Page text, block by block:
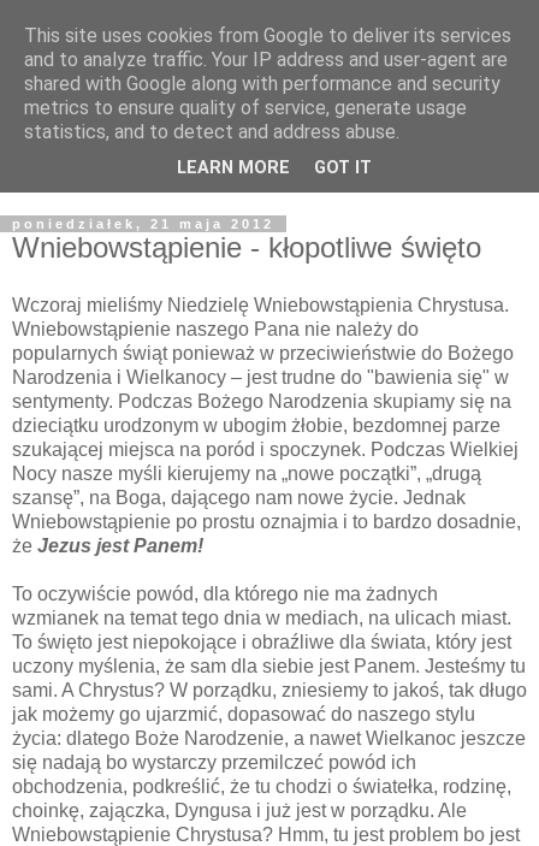
Żyjąc wiarą w REALNYM
świecie
Blog pastora Pawła Bartosika
poniedziałek, 21 maja 2012
Wniebowstąpienie - kłopotliwe święto
Wczoraj mieliśmy Niedzielę Wniebowstąpienia Chrystusa.
Wniebowstąpienie naszego Pana nie należy do
popularnych świąt ponieważ w przeciwieństwie do Bożego
Narodzenia i Wielkanocy – jest trudne do "bawienia się" w
sentymenty. Podczas Bożego Narodzenia skupiamy się na
dzieciątku urodzonym w ubogim żłobie, bezdomnej parze
szukającej miejsca na poród i spoczynek. Podczas Wielkiej
Nocy nasze myśli kierujemy na „nowe początki”, „drugą
szansę”, na Boga, dającego nam nowe życie. Jednak
Wniebowstąpienie po prostu oznajmia i to bardzo dosadnie,
że Jezus jest Panem!
To oczywiście powód, dla którego nie ma żadnych
wzmianek na temat tego dnia w mediach, na ulicach miast.
To święto jest niepokojące i obraźliwe dla świata, który jest
uczony myślenia, że sam dla siebie jest Panem. Jesteśmy tu
sami. A Chrystus? W porządku, zniesiemy to jakoś, tak długo
jak możemy go ujarzmić, dopasować do naszego stylu
życia: dlatego Boże Narodzenie, a nawet Wielkanoc jeszcze
się nadają bo wystarczy przemilczeć powód ich
obchodzenia, podkreślić, że tu chodzi o światełka, rodzinę,
choinkę, zajączka, Dyngusa i już jest w porządku. Ale
Wniebowstąpienie Chrystusa? Hmm, tu jest problem bo jest
This site uses cookies from Google to deliver its services
and to analyze traffic. Your IP address and user-agent are
shared with Google along with performance and security
metrics to ensure quality of service, generate usage
statistics, and to detect and address abuse.
LEARN MORE GOT IT